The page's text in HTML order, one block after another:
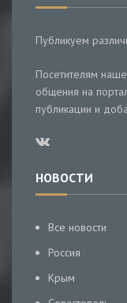
Публикуем
Посетителям
общения на
публикации и
НОВОСТИ
Все новости
Россия
Крым